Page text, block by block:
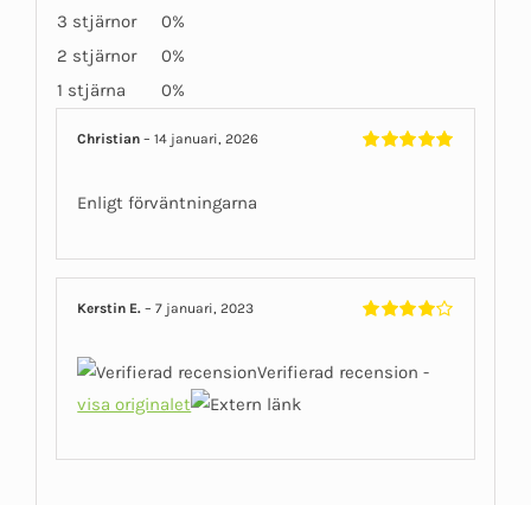
3 stjärnor
0%
2 stjärnor
0%
1 stjärna
0%
Christian– 14 januari, 2026
Enligt förväntningarna
Kerstin E.– 7 januari, 2023
Verifierad recension -
visa originalet